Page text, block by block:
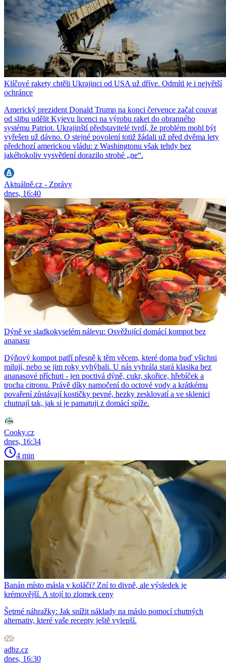
Klíčové rakety chtěli Ukrajinci od USA už dříve. Odmítl je i největší
ochránce
Americký prezident Donald Trump na konci července začal couvat
od slibu udělit Kyjevu licenci na výrobu raket do obranného
systému Patriot. Ukrajinští představitelé tvrdí, že problém mohl být
vyřešen už dávno. O stejné povolení totiž žádali už před dvěma lety
předchozí americkou vládu: z Washingtonu však tehdy bez
jakéhokoliv vysvětlení dorazilo strohé „ne“.
Aktuálně.cz - Zprávy
dnes, 16:40
Dýně ve sladkokyselém nálevu: Osvěžující domácí kompot bez
ananasu
Dýňový kompot patří přesně k těm věcem, které doma buď všichni
milují, nebo se jim roky vyhýbali. U nás vyhrála stará klasika bez
ananasové příchuti - jen poctivá dýně, cukr, skořice, hřebíček a
trocha citronu. Právě díky namočení do octové vody a krátkému
povaření zůstávají kostičky pevné, hezky zesklovatí a ve sklenici
chutnají tak, jak si je pamatuji z domácí spíže.
Cooky.cz
dnes, 16:34
4 min
Banán místo másla v koláči? Zní to divně, ale výsledek je
krémovější. A stojí to zlomek ceny
Šetrné náhražky: Jak snížit náklady na máslo pomocí chutných
alternativ, které vaše recepty ještě vylepší.
adbz.cz
dnes, 16:30